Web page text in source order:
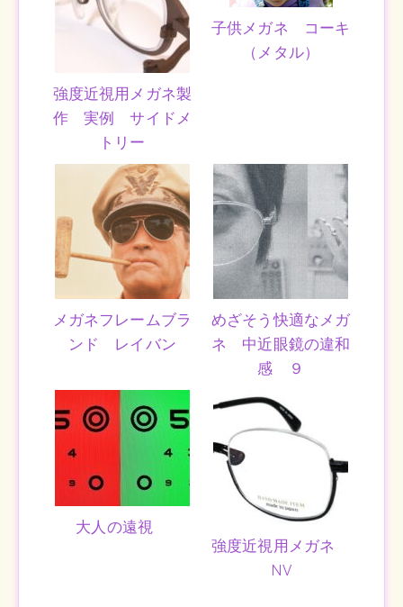
強度近視用メガネ製
作 実例 サイドメ
トリー
子供メガネ コーキ
（メタル）
メガネフレームブラ
ンド レイバン
めざそう快適なメガ
ネ 中近眼鏡の違和
感 ９
大人の遠視
強度近視用メガネ
NV